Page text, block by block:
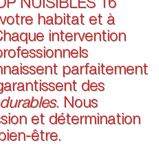
NUISIBLES 16
habitat et à
intervention
parfaitement
des
. Nous
et détermination
être.